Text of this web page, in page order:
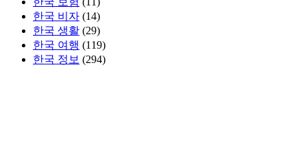
한국 비자 (14)
한국 생활 (29)
한국 여행 (119)
한국 정보 (294)